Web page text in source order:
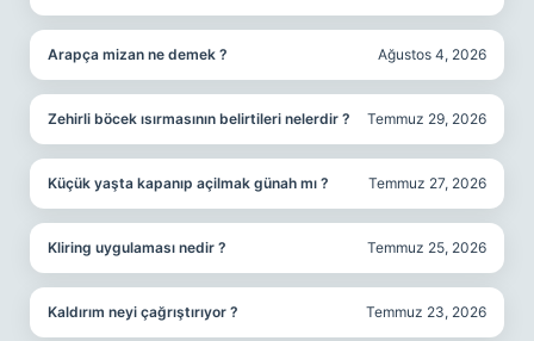
Arapça mizan ne demek ? Ağustos 4, 2026
Zehirli böcek ısırmasının belirtileri nelerdir ? Temmuz 29, 2026
Küçük yaşta kapanıp açilmak günah mı ? Temmuz 27, 2026
Kliring uygulaması nedir ? Temmuz 25, 2026
Kaldırım neyi çağrıştırıyor ? Temmuz 23, 2026